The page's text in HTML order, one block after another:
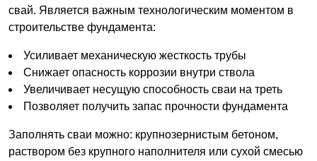
свай. Является важным технологическим моментом в
строительстве фундамента:
Усиливает механическую жесткость трубы
Снижает опасность коррозии внутри ствола
Увеличивает несущую способность сваи на треть
Позволяет получить запас прочности фундамента
Заполнять сваи можно: крупнозернистым бетоном,
раствором без крупного наполнителя или сухой смесью